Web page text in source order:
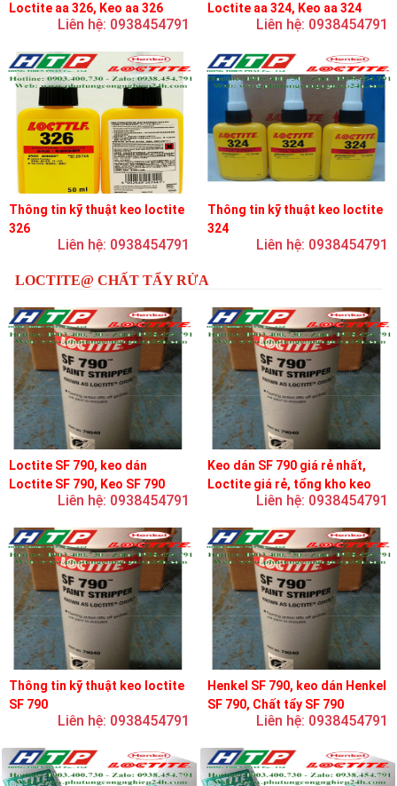
Loctite aa 326, Keo aa 326
Liên hệ: 0938454791
Loctite aa 324, Keo aa 324
Liên hệ: 0938454791
Thông tin kỹ thuật keo loctite
326
Liên hệ: 0938454791
Thông tin kỹ thuật keo loctite
324
Liên hệ: 0938454791
LOCTITE@ CHẤT TẨY RỬA
Loctite SF 790, keo dán
Loctite SF 790, Keo SF 790
Liên hệ: 0938454791
Keo dán SF 790 giá rẻ nhất,
Loctite giá rẻ, tổng kho keo
Liên hệ: 0938454791
Thông tin kỹ thuật keo loctite
SF 790
Liên hệ: 0938454791
Henkel SF 790, keo dán Henkel
SF 790, Chất tẩy SF 790
Liên hệ: 0938454791